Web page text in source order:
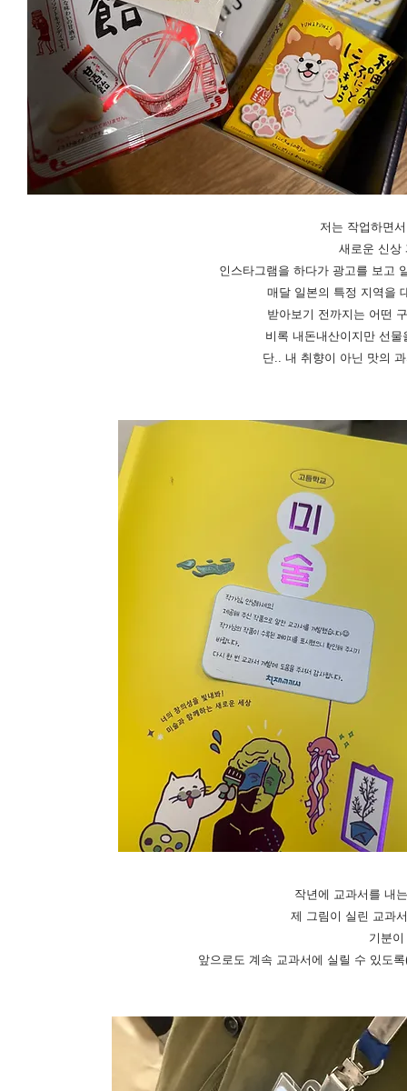
저는 작업하면
새로운 신상
인스타그램을 하다가 광고를 보고
매달 일본의 특정 지역을
받아보기 전까지는 어떤
비록 내돈내산이지만 선
단.. 내 취향이 아닌 맛의
작년에 교과서를 내
제 그림이 실린 교과
기분
앞으로도 계속 교과서에 실릴 수 있도